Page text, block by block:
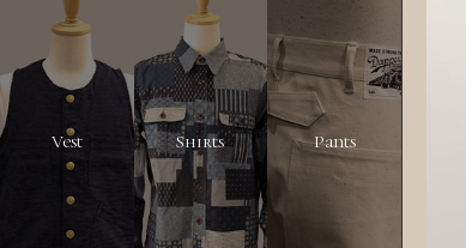
Vest Shirts Pants